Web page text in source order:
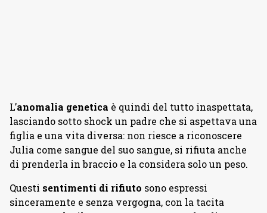
L’anomalia genetica è quindi del tutto inaspettata,
lasciando sotto shock un padre che si aspettava una
figlia e una vita diversa: non riesce a riconoscere
Julia come sangue del suo sangue, si rifiuta anche
di prenderla in braccio e la considera solo un peso.
Questi sentimenti di rifiuto sono espressi
sinceramente e senza vergogna, con la tacita